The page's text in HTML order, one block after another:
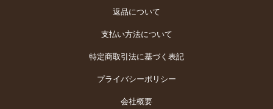
返品について
支払い方法について
特定商取引法に基づく表記
プライバシーポリシー
会社概要